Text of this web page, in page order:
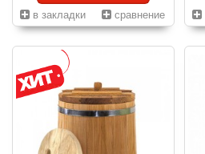
в закладки сравнение